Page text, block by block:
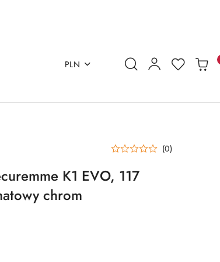
PLN
(0)
K1 EVO, 117
chrom